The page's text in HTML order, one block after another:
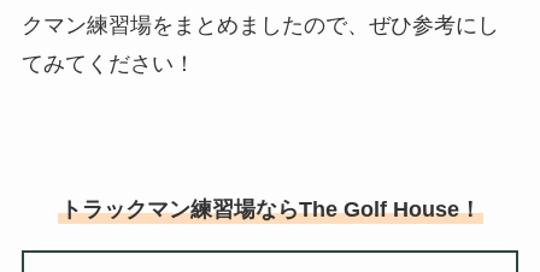
クマン練習場をまとめましたので、ぜひ参考にし
てみてください！
トラックマン練習場ならThe Golf House！